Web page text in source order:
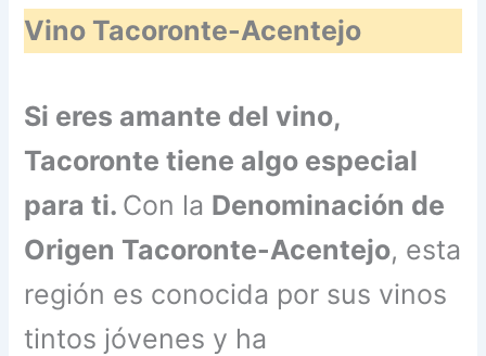
Vino Tacoronte-Acentejo
Si eres amante del vino,
Tacoronte tiene algo especial
para ti. Con la Denominación de
Origen Tacoronte-Acentejo, esta
región es conocida por sus vinos
tintos jóvenes y ha